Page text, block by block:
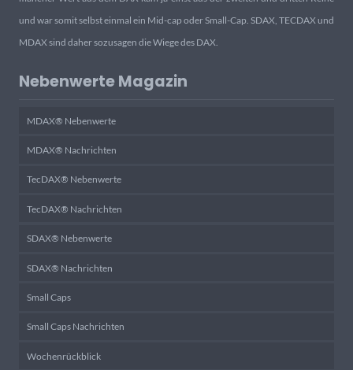
und war somit selbst einmal ein Mid-cap oder Small-Cap. SDAX, TECDAX und
MDAX sind daher sozusagen die Wiege des DAX.
Nebenwerte Magazin
MDAX® Nebenwerte
MDAX® Nachrichten
TecDAX® Nebenwerte
TecDAX® Nachrichten
SDAX® Nebenwerte
SDAX® Nachrichten
Small Caps
Small Caps Nachrichten
Wochenrückblick